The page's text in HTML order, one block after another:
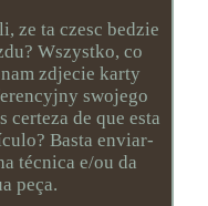
ze ta czesc bedzie
Wszystko, co
zdjecie karty
swojego
certeza de que esta
Basta enviar-
técnica e/ou da
peça.